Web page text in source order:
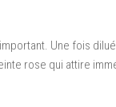
Une fois
rose qui attire